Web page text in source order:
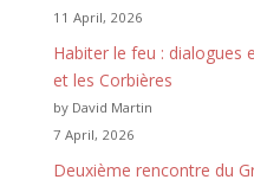
11 April, 2026
Habiter le feu : dialogues
et les Corbières
by David Martin
7 April, 2026
Deuxième rencontre du